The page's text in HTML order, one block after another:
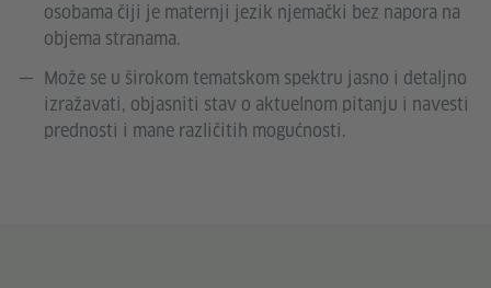
osobama čiji je maternji jezik njemački bez napora na
objema stranama.
Može se u širokom tematskom spektru jasno i detaljno
izražavati, objasniti stav o aktuelnom pitanju i navesti
prednosti i mane različitih mogućnosti.